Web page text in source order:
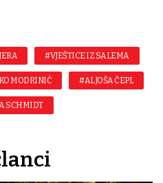
#VJEŠTICE IZ SALEMA
MODRINIĆ #ALJOŠA ČEPL
SCHMIDT